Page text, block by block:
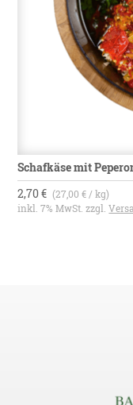
Schafkäse mit
2,70 € (27,00 € / kg)
inkl. 7% MwSt. zzgl.